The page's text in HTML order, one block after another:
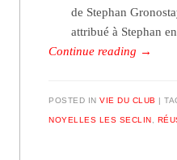
de Stephan
attribué à Stephan
Continue reading →
POSTED INVIE DU CLUB
NOYELLES LES SECLIN